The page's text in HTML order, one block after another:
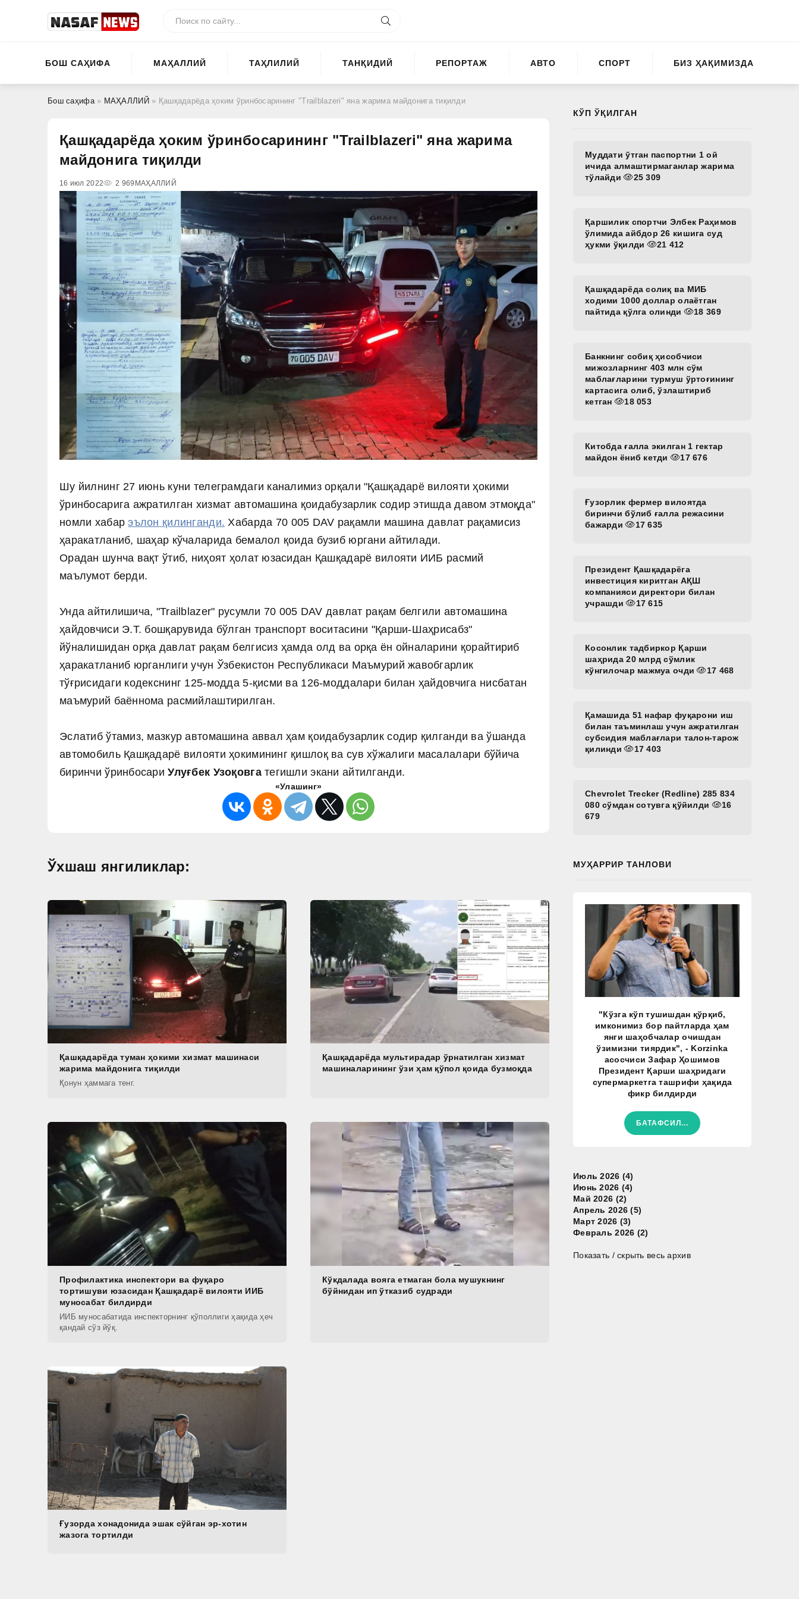
БОШ САҲИФА МАҲАЛЛИЙ ТАҲЛИЛИЙ ТАНҚИДИЙ РЕПОРТАЖ АВТО СПОРТ БИЗ ҲАҚИМИЗДА
Бош саҳифа» МАҲАЛЛИЙ » Қашқадарёда ҳоким ўринбосарининг "Trailblazeri" яна жарима майдонига тиқилди
Қашқадарёда ҳоким ўринбосарининг "Trailblazeri" яна жарима
майдонига тиқилди
16 июл 2022 2 969 МАҲАЛЛИЙ
Шу йилнинг 27 июнь куни телеграмдаги каналимиз орқали "Қашқадарё вилояти ҳокими
ўринбосарига ажратилган хизмат автомашина қоидабузарлик содир этишда давом этмоқда"
номли хабарэълон қилинганди. Хабарда 70 005 DAV рақамли машина давлат рақамисиз
ҳаракатланиб, шаҳар кўчаларида бемалол қоида бузиб юргани айтилади.
Орадан шунча вақт ўтиб, ниҳоят ҳолат юзасидан Қашқадарё вилояти ИИБ расмий
маълумот берди.
Унда айтилишича, "Trailblazer" русумли 70 005 DAV давлат рақам белгили автомашина
ҳайдовчиси Э.Т. бошқарувида бўлган транспорт воситасини "Қарши-Шаҳрисабз"
йўналишидан орқа давлат рақам белгисиз ҳамда олд ва орқа ён ойналарини қорайтириб
ҳаракатланиб юрганлиги учун Ўзбекистон Республикаси Маъмурий жавобгарлик
тўғрисидаги кодекснинг 125-модда 5-қисми ва 126-моддалари билан ҳайдовчига нисбатан
маъмурий баённома расмийлаштирилган.
Эслатиб ўтамиз, мазкур автомашина аввал ҳам қоидабузарлик содир қилганди ва ўшанда
автомобиль Қашқадарё вилояти ҳокимининг қишлоқ ва сув хўжалиги масалалари бўйича
биринчи ўринбосари Улуғбек Узоқовгатегишли экани айтилганди.
«Улашинг»
Ўхшаш янгиликлар:
Қашқадарёда туман ҳокими хизмат машинаси
жарима майдонига тиқилди
Қонун ҳаммага тенг.
Қашқадарёда мультирадар ўрнатилган хизмат
машиналарининг ўзи ҳам қўпол қоида бузмоқда
Профилактика инспектори ва фуқаро
тортишуви юзасидан Қашқадарё вилояти ИИБ
муносабат билдирди
ИИБ муносабатида инспекторнинг қўполлиги ҳақида ҳеч
қандай сўз йўқ.
Кўкдалада вояга етмаган бола мушукнинг
бўйнидан ип ўтказиб судради
Ғузорда хонадонида эшак сўйган эр-хотин
жазога тортилди
КЎП ЎҚИЛГАН
Муддати ўтган паспортни 1 ой
ичида алмаштирмаганлар жарима
тўлайди
25 309
Қаршилик спортчи Элбек Раҳимов
ўлимида айбдор 26 кишига суд
ҳукми ўқилди
21 412
Қашқадарёда солиқ ва МИБ
ходими 1000 доллар олаётган
пайтида қўлга олинди
18 369
Банкнинг собиқ ҳисобчиси
мижозларнинг 403 млн сўм
маблағларини турмуш ўртоғининг
картасига олиб, ўзлаштириб
кетган
18 053
Китобда ғалла экилган 1 гектар
майдон ёниб кетди
17 676
Ғузорлик фермер вилоятда
биринчи бўлиб ғалла режасини
бажарди
17 635
Президент Қашқадарёга
инвестиция киритган АҚШ
компанияси директори билан
учрашди
17 615
Косонлик тадбиркор Қарши
шаҳрида 20 млрд сўмлик
кўнгилочар мажмуа очди
17 468
Қамашида 51 нафар фуқарони иш
билан таъминлаш учун ажратилган
субсидия маблағлари талон-тарож
қилинди
17 403
Chevrolet Trecker (Redline) 285 834
080 сўмдан сотувга қўйилди
16
679
МУҲАРРИР ТАНЛОВИ
"Кўзга кўп тушишдан қўрқиб,
имконимиз бор пайтларда ҳам
янги шаҳобчалар очишдан
ўзимизни тиярдик", - Korzinka
асосчиси Зафар Ҳошимов
Президент Қарши шаҳридаги
супермаркетга ташрифи ҳақида
фикр билдирди
БАТАФСИЛ...
Июль 2026 (4)
Июнь 2026 (4)
Май 2026 (2)
Апрель 2026 (5)
Март 2026 (3)
Февраль 2026 (2)
Показать / скрыть весь архив